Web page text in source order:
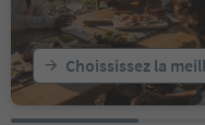
Choississez la